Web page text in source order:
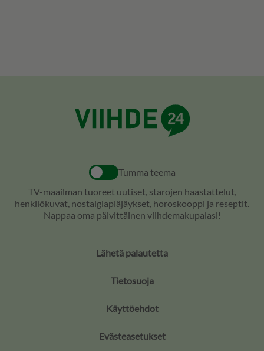
Tumma teema
TV-maailman tuoreet uutiset, starojen haastattelut,
henkilökuvat, nostalgiapläjäykset, horoskooppi ja reseptit.
Nappaa oma päivittäinen viihdemakupalasi!
Lähetä palautetta
Tietosuoja
Käyttöehdot
Evästeasetukset